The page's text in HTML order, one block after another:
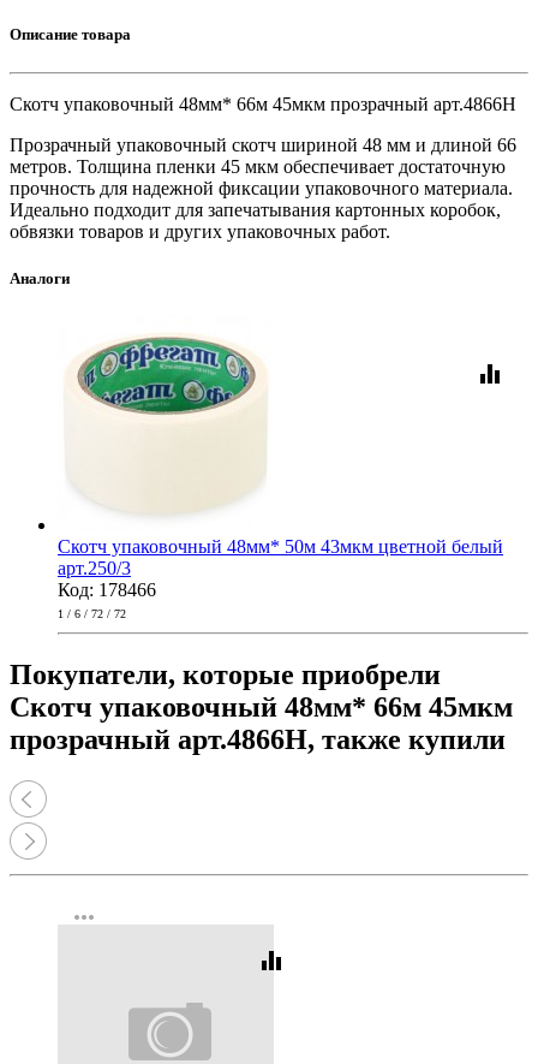
Описание товара
Скотч упаковочный 48мм* 66м 45мкм прозрачный арт.4866Н
Прозрачный упаковочный скотч шириной 48 мм и длиной 66
метров. Толщина пленки 45 мкм обеспечивает достаточную
прочность для надежной фиксации упаковочного материала.
Идеально подходит для запечатывания картонных коробок,
обвязки товаров и других упаковочных работ.
Аналоги
equalizer
Скотч упаковочный 48мм* 50м 43мкм цветной белый
арт.250/3
Код: 178466
1 / 6 / 72 / 72
Покупатели, которые приобрели
Скотч упаковочный 48мм* 66м 45мкм
прозрачный арт.4866Н, также купили
more_horiz
equalizer